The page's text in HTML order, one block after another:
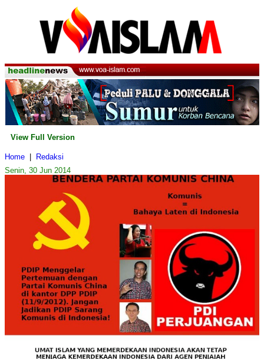
View Full Version
Home
Redaksi
Senin, 30 Jun 2014